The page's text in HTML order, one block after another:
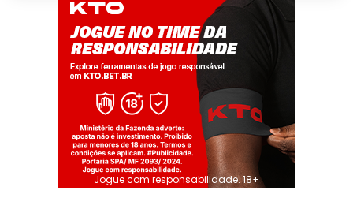
Jogue com responsabilidade. 18+